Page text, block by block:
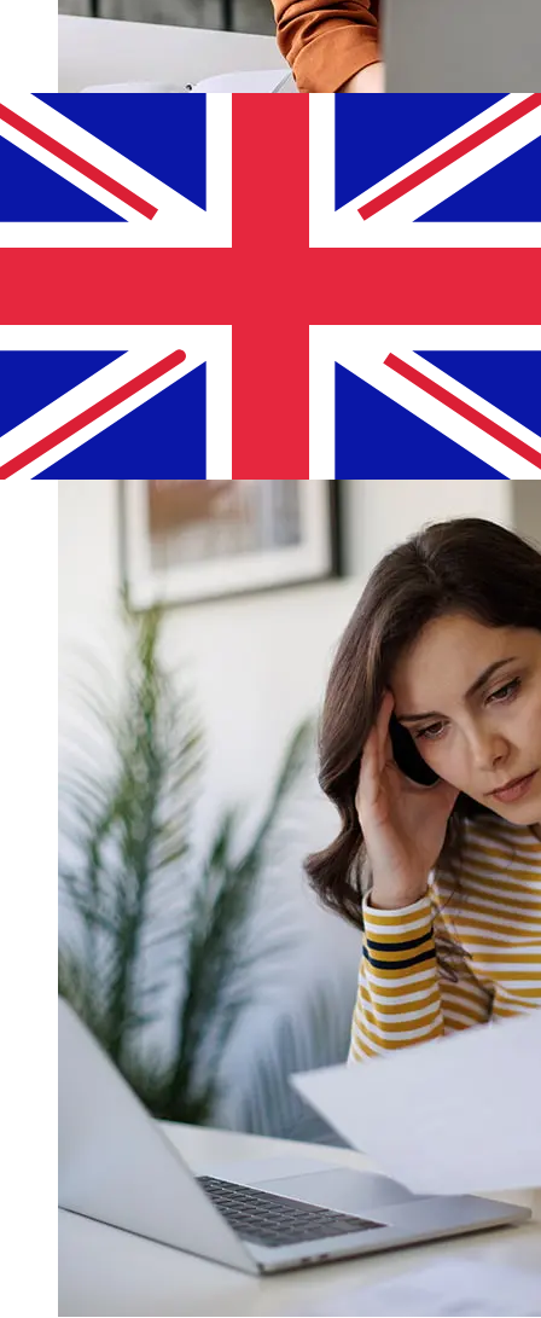
Sabadell EUR 到GBP 的传输速度有多
使用Sabadell 从欧元成员国 转至英国 的国际转账的交付时间
因付款方式和交易时间而异。国际银行转账通常需要 1 至 5
个工作日。银行假日和安全检查等因素也可能影响交货。请查
看Banco Sabadell 的截止时间，以免延误。